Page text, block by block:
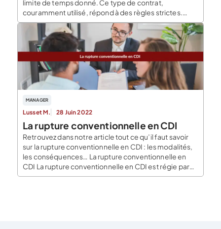
limite de temps donné. Ce type de contrat,
couramment utilisé, répond à des règles strictes.
Qu’est-ce qu’un CDD ? Le CDD désigne le contrat
conclu entre un employeur et un salarié pour une
durée prédéterminée. Il représente une exception
[…]
MANAGER
Lusset M. 28 Juin 2022
La rupture conventionnelle en CDI
Retrouvez dans notre article tout ce qu’il faut savoir
sur la rupture conventionnelle en CDI : les modalités,
les conséquences… La rupture conventionnelle en
CDI La rupture conventionnelle en CDI est régie par
les articles L1237-11 à L1237-16 du Code du